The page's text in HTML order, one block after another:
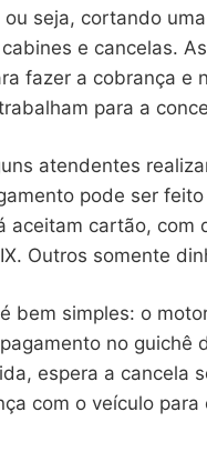
ou seja, cortando
e cancelas.
fazer a cobrança e
para a
atendentes
pode ser
aceitam cartão, com
Outros somente
bem simples: o
no guichê
espera a cancela
com o veículo para